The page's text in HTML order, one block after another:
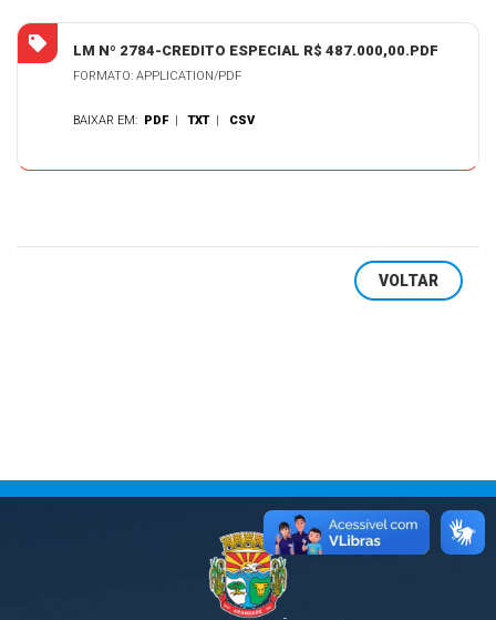
LM Nº 2784-CREDITO ESPECIAL R$ 487.000,00.PDF
FORMATO: APPLICATION/PDF
BAIXAR EM: PDF |TXT | CSV
VOLTAR